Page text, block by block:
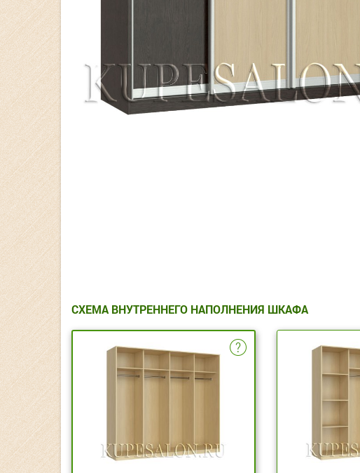
СХЕМА ВНУТРЕННЕГО НАПОЛНЕНИЯ ШКАФА